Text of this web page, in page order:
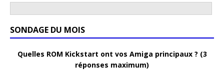
SONDAGE DU MOIS
Quelles ROM Kickstart ont vos Amiga principaux ? (3
réponses maximum)